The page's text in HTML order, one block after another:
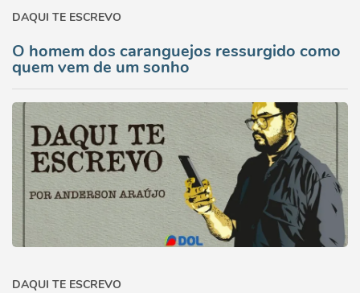
DAQUI TE ESCREVO
O homem dos caranguejos ressurgido como
quem vem de um sonho
DAQUI TE ESCREVO